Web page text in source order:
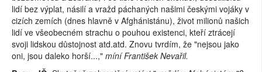
lidí bez výplat, násilí a vražd páchaných našimi českými vojáky v
cizích zemích (dnes hlavně v Afghánistánu), život milionů našich
lidí ve všeobecném strachu o pouhou existenci, kteří ztrácejí
svoji lidskou důstojnost atd.atd. Znovu tvrdím, že "nejsou jako
oni, jsou daleko horší...," míní František Nevařil.